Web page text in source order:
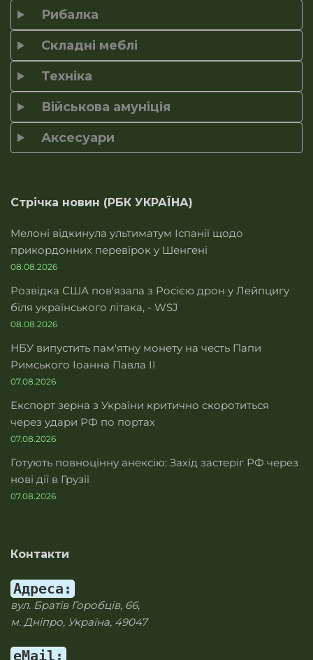
Рибалка
Складні меблі
Техніка
Військова амуніція
Аксесуари
Стрічка новин (РБК УКРАЇНА)
Мелоні відкинула ультиматум Іспанії щодо
прикордонних перевірок у Шенгені
08.08.2026
Розвідка США пов'язала з Росією дрон у Лейпцигу
біля українського літака, - WSJ
08.08.2026
НБУ випустить пам'ятну монету на честь Папи
Римського Іоанна Павла II
07.08.2026
Експорт зерна з України критично скоротиться
через удари РФ по портах
07.08.2026
Готують повноцінну анексію: Захід застеріг РФ через
нові дії в Грузії
07.08.2026
Контакти
Адреса:
вул. Братів Горобців, 66,
м. Дніпро, Україна, 49047
eMail: